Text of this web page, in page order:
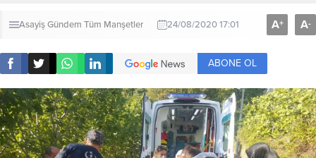
AsayişGündem Tüm Manşetler 24/08/2020 17:01 A+ A-
ABONE OL